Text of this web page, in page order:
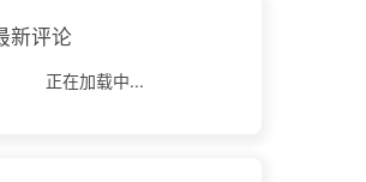
新评论
正在加载中...